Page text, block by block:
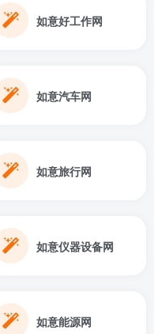
如意好工作网
如意汽车网
如意旅行网
如意仪器设备网
如意能源网